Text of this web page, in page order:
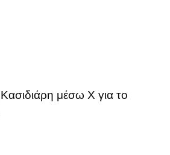
Κασιδιάρη μέσω Χ για το